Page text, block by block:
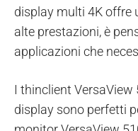
display multi 4K offre
alte prestazioni, è
applicazioni che
I thinclient VersaView
display sono perfetti